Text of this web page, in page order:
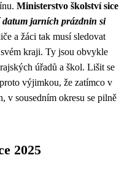
Ministerstvo školství sice
jarních prázdnin si
a žáci tak musí sledovat
kraji. Ty jsou obvykle
úřadů a škol. Lišit se
výjimkou, že zatímco v
v sousedním okresu se pilně
2025